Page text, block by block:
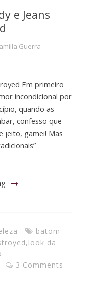
e Jeans
Guerra
Em primeiro
incondicional por
quando as
confesso que
jeito, gamei! Mas
batom
,look da
3 Comments